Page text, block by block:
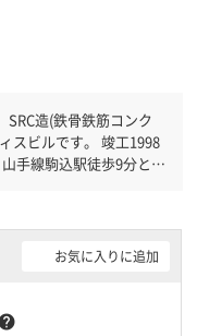
造(鉄骨鉄筋コンク
です。 竣工1998
手線駒込駅徒歩9分と複
土日・祝日も利用可能に
場完備なので、車の必
お気に入りに追加